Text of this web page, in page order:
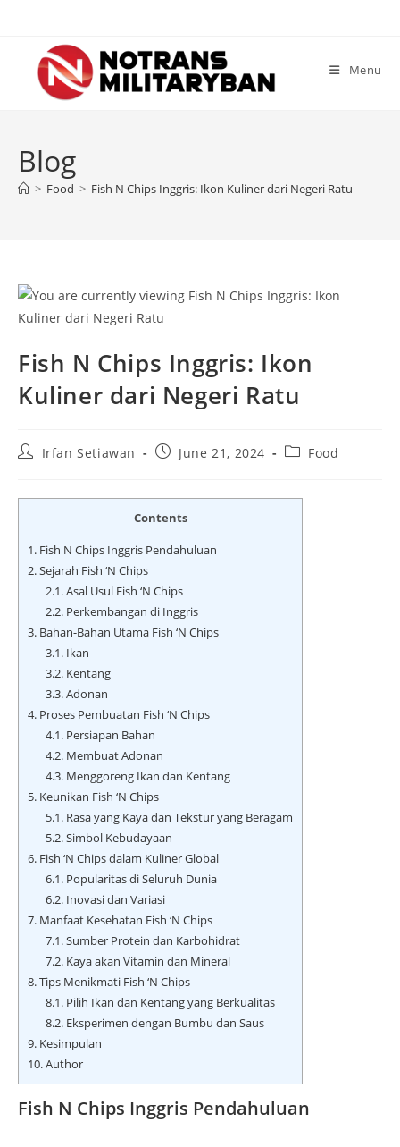
content
Menu
Blog
> Food > Fish N Chips Inggris: Ikon Kuliner dari Negeri Ratu
Fish N Chips Inggris: Ikon
Kuliner dari Negeri Ratu
PostIrfan Setiawan
PostJune 21, 2024
PostFood
Contents
1. Fish N Chips Inggris Pendahuluan
2.Sejarah Fish ‘N Chips
2.1.Asal Usul Fish ‘N Chips
2.2.Perkembangan di Inggris
3. Bahan-Bahan Utama Fish ‘N Chips
3.1.Ikan
3.2.Kentang
3.3.Adonan
4. Proses Pembuatan Fish ‘N Chips
4.1.Persiapan Bahan
4.2.Membuat Adonan
4.3.Menggoreng Ikan dan Kentang
5. Keunikan Fish ‘N Chips
5.1.Rasa yang Kaya dan Tekstur yang Beragam
5.2.Simbol Kebudayaan
6. Fish ‘N Chips dalam Kuliner Global
6.1.Popularitas di Seluruh Dunia
6.2.Inovasi dan Variasi
7. Manfaat Kesehatan Fish ‘N Chips
7.1.Sumber Protein dan Karbohidrat
7.2.Kaya akan Vitamin dan Mineral
8.Tips Menikmati Fish ‘N Chips
8.1.Pilih Ikan dan Kentang yang Berkualitas
8.2.Eksperimen dengan Bumbu dan Saus
9. Kesimpulan
10.Author
Fish N Chips Inggris Pendahuluan